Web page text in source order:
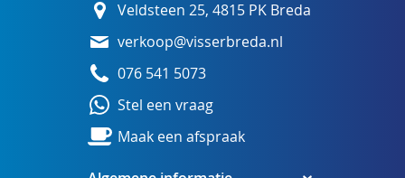
Veldsteen 25, 4815 PK Breda
verkoop@visserbreda.nl
076 541 5073
Stel een vraag
Maak een afspraak